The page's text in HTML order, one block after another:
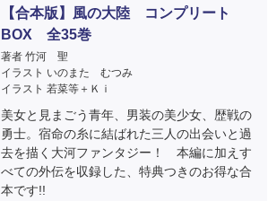
【合本版】風の大陸 コンプリート
BOX 全35巻
著者 竹河 聖
イラスト いのまた むつみ
イラスト 若菜等＋Ｋｉ
美女と見まごう青年、男装の美少女、歴戦の
勇士。宿命の糸に結ばれた三人の出会いと過
去を描く大河ファンタジー！ 本編に加えす
べての外伝を収録した、特典つきのお得な合
本です!!